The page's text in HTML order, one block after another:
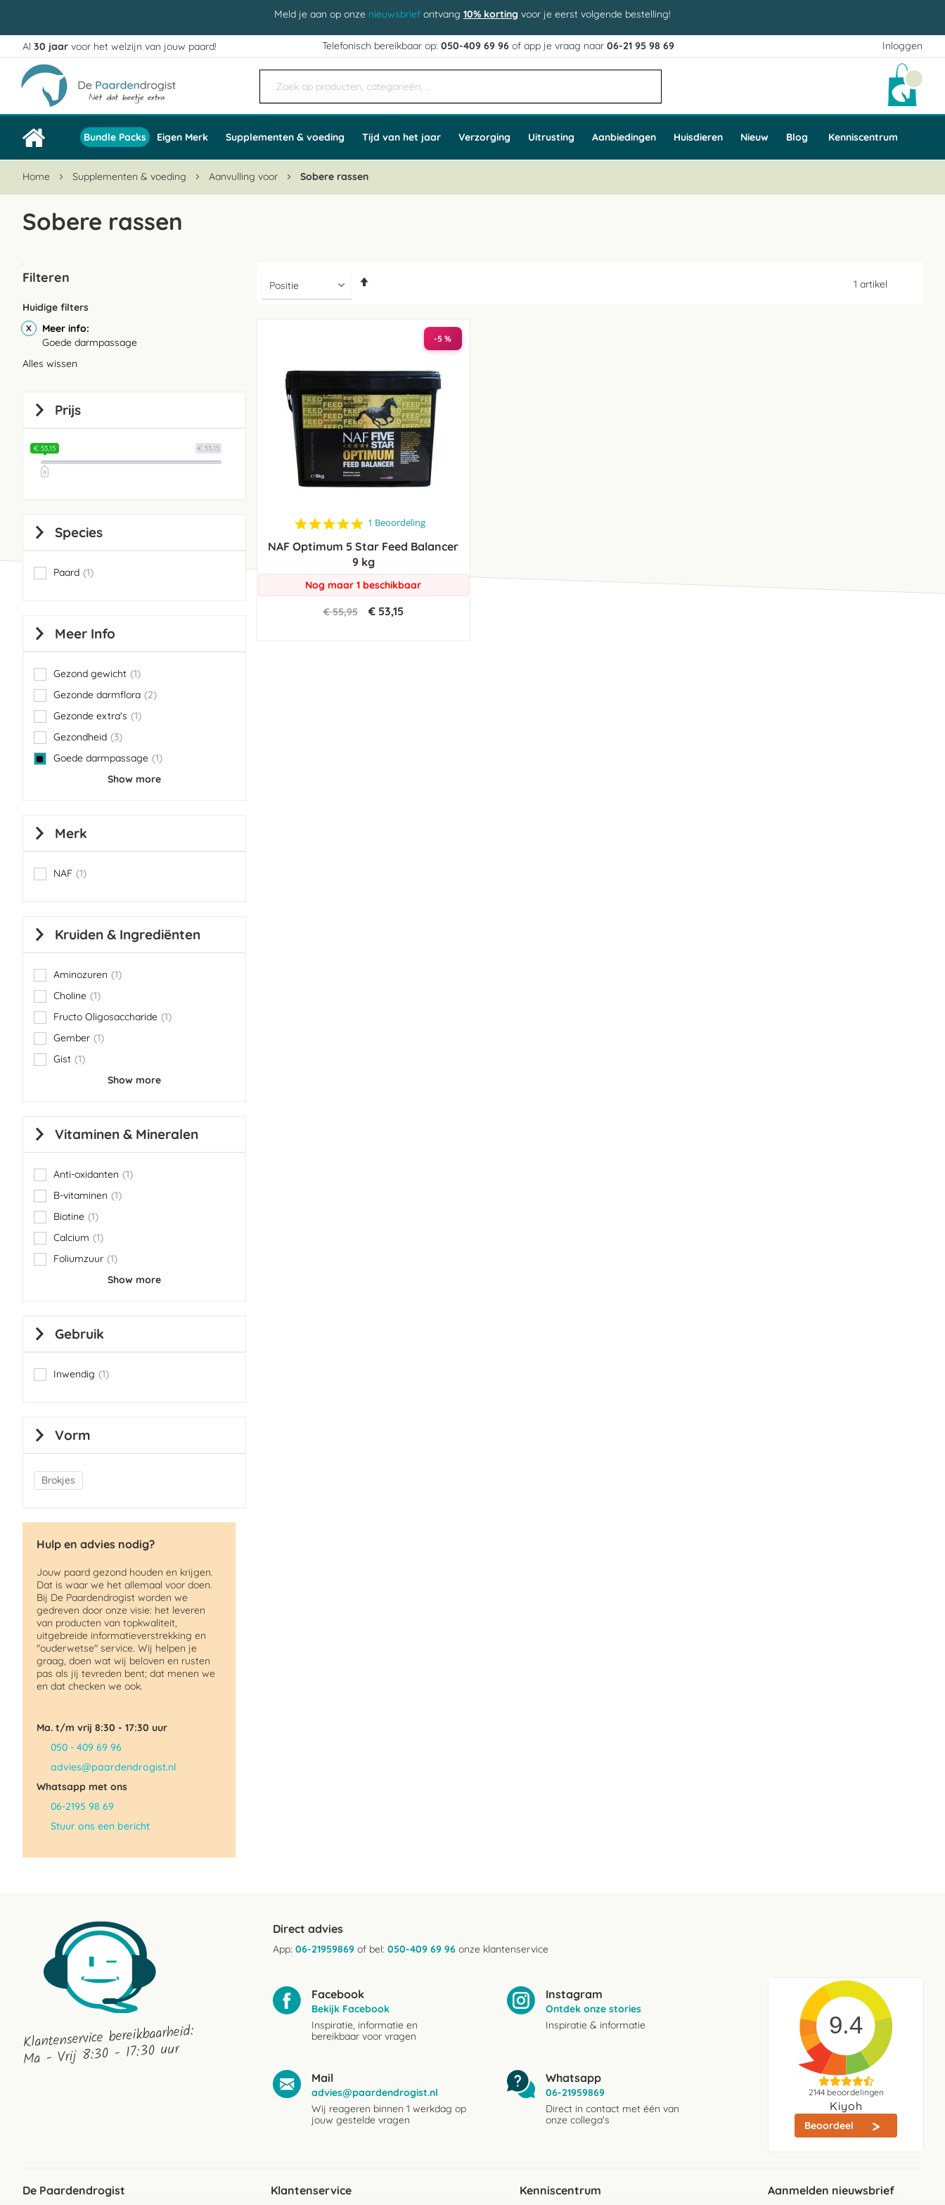
Meld je aan op onze nieuwsbrief ontvang 10% korting voor je eerst volgende bestelling!
Inloggen
Ga
naar
de
inhoud
Al 30 jaar voor het welzijn van jouw paard! Telefonisch bereikbaar op:050-409 69 96 of app je vraag naar06-21 95 98 69
Bundle Packs Eigen Merk Supplementen & voeding Tijd van het jaar Verzorging Uitrusting Aanbiedingen Huisdieren Nieuw Blog Kenniscentrum
Home Supplementen & voeding Aanvulling voor Sobere rassen
Sobere rassen
1 artikel
-5 %
5.0
rating
1 Beoordeling
NAF Optimum 5 Star Feed Balancer
9 kg
Nog maar 1 beschikbaar
€ 55,95 € 53,15
Filteren
Huidige filters
Meer info
Goede darmpassage
Alles wissen
Prijs
€ 53,15
€ 53,15
Species
Paard 1
item
Meer Info
Gezond gewicht 1
item
Gezonde darmflora
2
items
Gezonde extra's
1
item
Gezondheid
3
items
Goede darmpassage 1
item
Show more
Merk
NAF 1
item
Kruiden & Ingrediënten
Aminozuren 1
item
Choline 1
item
Fructo Oligosaccharide 1
item
Gember 1
item
Gist 1
item
Show more
Vitaminen & Mineralen
Anti-oxidanten 1
item
B-vitaminen
1
item
Biotine 1
item
Calcium
1
item
Foliumzuur 1
item
Show more
Gebruik
Inwendig 1
item
Vorm
Brokjes
Hulp en advies nodig?
Jouw paard gezond houden en krijgen.
Dat is waar we het allemaal voor doen.
Bij De Paardendrogist worden we
gedreven door onze visie: het leveren
van producten van topkwaliteit,
uitgebreide informatieverstrekking en
"ouderwetse" service. Wij helpen je
graag, doen wat wij beloven en rusten
pas als jij tevreden bent; dat menen we
en dat checken we ook.
Ma. t/m vrij 8:30 - 17:30 uur
050 - 409 69 96
advies@paardendrogist.nl
Whatsapp met ons
06-2195 98 69
Stuur ons een bericht
Klantenservice bereikbaarheid:
Ma - Vrij 8:30 - 17:30 uur
Direct advies
App: 06-21959869 of bel: 050-409 69 96 onze klantenservice
Facebook
Bekijk Facebook
Inspiratie, informatie en
bereikbaar voor vragen
Instagram
Ontdek onze stories
Inspiratie & informatie
Mail
advies@paardendrogist.nl
Wij reageren binnen 1 werkdag op
jouw gestelde vragen
Whatsapp
06-21959869
Direct in contact met één van
onze collega's
9.4
2144beoordelingen
Kiyoh
Beoordeel
De Paardendrogist Klantenservice Kenniscentrum Aanmelden nieuwsbrief